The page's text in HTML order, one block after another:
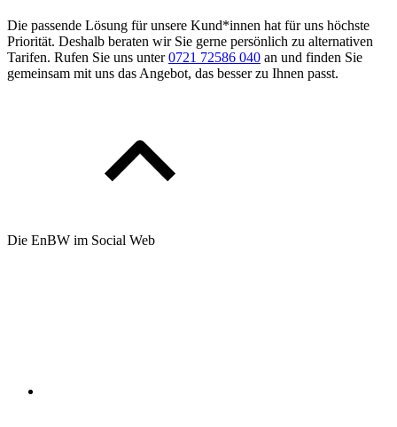
Die passende Lösung für unsere Kund*innen hat für uns höchste
Priorität. Deshalb beraten wir Sie gerne persönlich zu alternativen
Tarifen. Rufen Sie uns unter0721 72586 040 an und finden Sie
gemeinsam mit uns das Angebot, das besser zu Ihnen passt.
Die EnBW im Social Web